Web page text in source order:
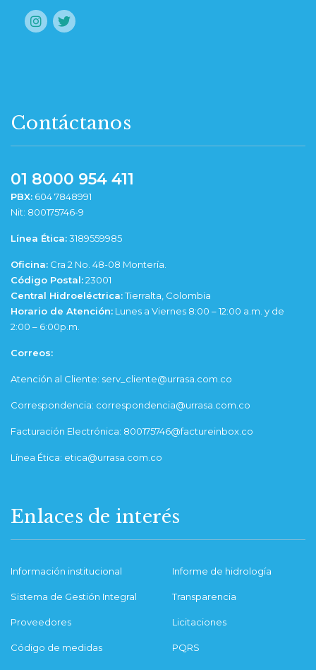
Contáctanos
01 8000 954 411
PBX: 604 7848991
Nit: 800175746-9
Línea Ética:3189559985
Oficina: Cra 2 No. 48-08 Montería.
Código Postal:23001
Central Hidroeléctrica:Tierralta, Colombia
Horario de Atención: Lunes a Viernes 8:00 – 12:00 a.m. y de
2:00 – 6:00p.m.
Correos:
Atención al Cliente: serv_cliente@urrasa.com.co
Correspondencia: correspondencia@urrasa.com.co
Facturación Electrónica: 800175746@factureinbox.co
Línea Ética: etica@urrasa.com.co
Enlaces de interés
Información institucional Informe de hidrología
Sistema de Gestión Integral Transparencia
Proveedores Licitaciones
Código de medidas PQRS